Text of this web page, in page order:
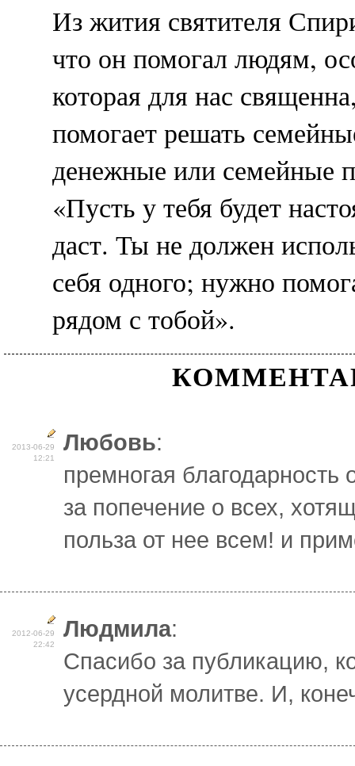
Из жития святителя
что он помогал людям,
которая для нас
помогает решать
денежные или семейные
«Пусть у тебя будет
даст. Ты не должен
себя одного; нужно
рядом с тобой».
2013-06-29
12:21
Любовь:
премногая
за попечение о всех,
польза от нее всем! и
2012-06-29
22:42
Людмила:
Спасибо за публикацию,
усердной молитве. И,